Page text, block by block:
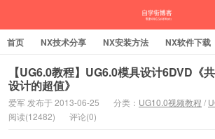
首页 NX技术分享 NX安装方法 NX软件下载
UG编程加工
SW安装方法 SW技术分享
SW
UG实战营
【UG6.0教程】UG6.0模具设计6DVD《
设计的超值》
爱军 发布于 2013-06-25 分类： UG10.0视频教程 /
阅读(12482)
评论(0)